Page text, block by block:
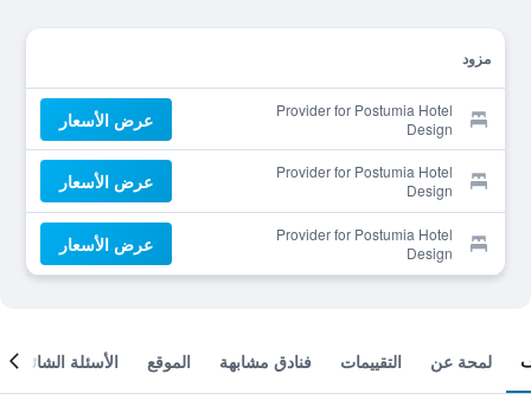
مزود
Provider for Postumia Hotel
Design
عرض الأسعار
Provider for Postumia Hotel
Design
عرض الأسعار
Provider for Postumia Hotel
Design
عرض الأسعار
لمحة عن التقييمات فنادق مشابهة الموقع الأسئلة الشائعة